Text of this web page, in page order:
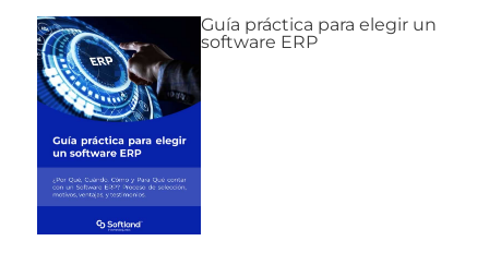
Guía práctica para elegir un
software ERP